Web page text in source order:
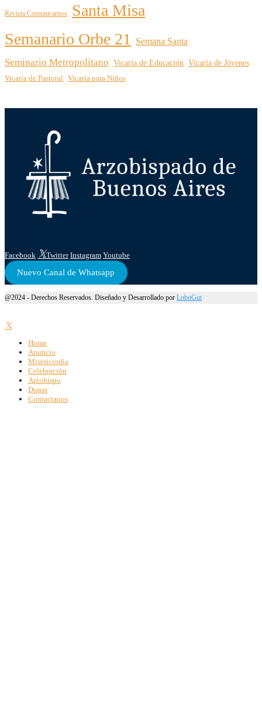
Revista Comunicarnos
Santa Misa
Semanario Orbe 21
Semana Santa
Seminario Metropolitano Vicaría de Educación Vicaría de Jóvenes
Vicaría de Pastoral Vicaría para Niños
Facebook Twitter Instagram Youtube
Nuevo Canal de Whatsapp
@2024 - Derechos Reservados. Diseñado y Desarrollado por LoboGut
Home
Anuncio
Misericordia
Celebración
Arzobispo
Donar
Contactanos